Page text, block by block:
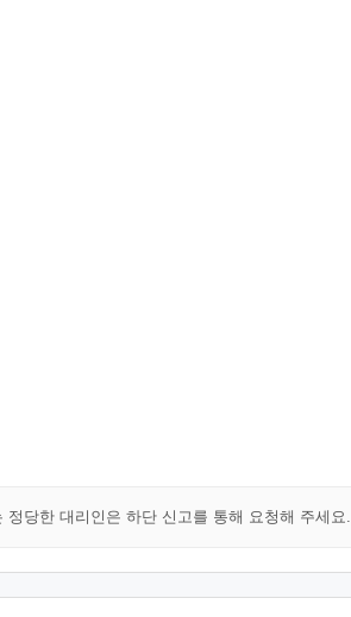
당한 대리인은 하단 신고를 통해 요청해 주세요.